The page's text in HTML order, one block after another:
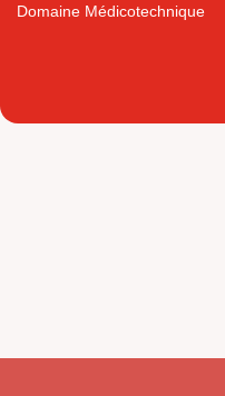
Domaine Médicotechnique